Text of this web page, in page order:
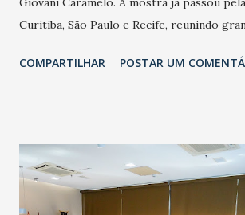
Curitiba, São Paulo e Recife, reunindo
franca. O projeto conta com patrocínio da
paulista Giovani Caramello. O curador
fará uma visita guiada pelas 11 obras que
figuras humanas altamente expressivas e
COMPARTILHAR POSTAR UM